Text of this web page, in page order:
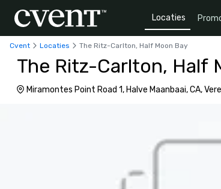
Locaties
Cvent Locaties The Ritz-Carlton, Half Moon Bay
The Ritz-Carlton, Half
Miramontes Point Road 1, Halve Maanbaai, CA,